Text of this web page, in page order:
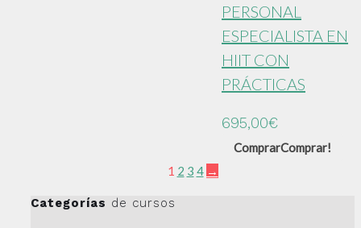
PERSONAL
ESPECIALISTA EN
HIIT CON
PRÁCTICAS
695,00€
ComprarComprar!
1 2 3 4 →
Categorías de cursos